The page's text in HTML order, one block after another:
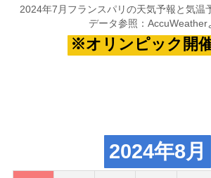
2024年7月フランスパリの天気予報と気温
データ参照：AccuWeather
※オリンピック開
2024年8月